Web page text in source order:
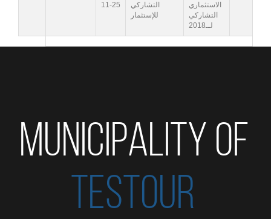
الاستثماري
التشاركي
لــ2018
التشاركي
للإستثمار
11-25
MUNICIPALITY OF
TESTOUR